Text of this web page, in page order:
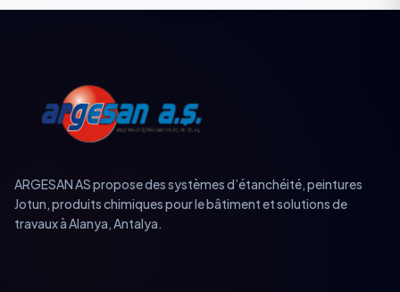
ARGESAN AS propose des systèmes d’étanchéité, peintures
Jotun, produits chimiques pour le bâtiment et solutions de
travaux à Alanya, Antalya.